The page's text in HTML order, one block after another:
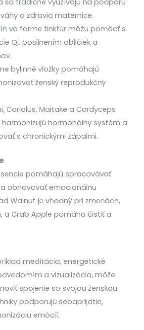
sa tradične využívajú na podporu
a zdravia maternice.
vo forme tinktúr môžu pomôcť s
Qi, posilnením obličiek a
bylinné vložky pomáhajú
ženský reprodukčný
Coriolus, Maitake a Cordyceps
hormonálny systém a
s chronickými zápalmi.
pomáhajú spracovávať
obnovovať emocionálnu
Walnut je vhodný pri zmenách,
a Crab Apple pomáha čistiť a
meditácia, energetické
a vizualizácia, môže
spojenie so svojou ženskou
podporujú sebaprijatie,
emócií.